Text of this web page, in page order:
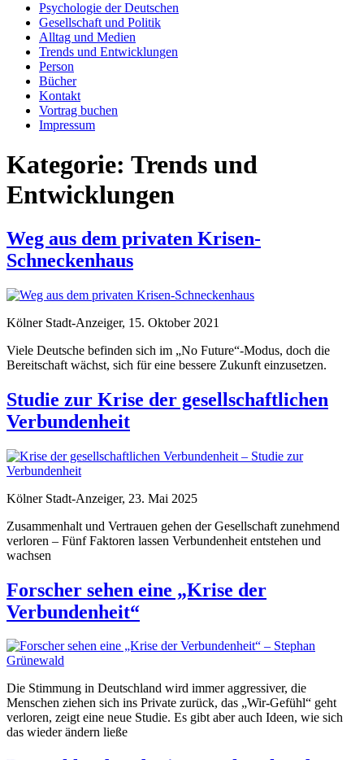
Psychologie der Deutschen
Gesellschaft und Politik
Alltag und Medien
Trends und Entwicklungen
Person
Bücher
Kontakt
Vortrag buchen
Impressum
Kategorie: Trends und
Entwicklungen
Weg aus dem privaten Krisen-
Schneckenhaus
Kölner Stadt-Anzeiger, 15. Oktober 2021
Viele Deutsche befinden sich im „No Future“-Modus, doch die
Bereitschaft wächst, sich für eine bessere Zukunft einzusetzen.
Studie zur Krise der gesellschaftlichen
Verbundenheit
Kölner Stadt-Anzeiger, 23. Mai 2025
Zusammenhalt und Vertrauen gehen der Gesellschaft zunehmend
verloren – Fünf Faktoren lassen Verbundenheit entstehen und
wachsen
Forscher sehen eine „Krise der
Verbundenheit“
Die Stimmung in Deutschland wird immer aggressiver, die
Menschen ziehen sich ins Private zurück, das „Wir-Gefühl“ geht
verloren, zeigt eine neue Studie. Es gibt aber auch Ideen, wie sich
das wieder ändern ließe